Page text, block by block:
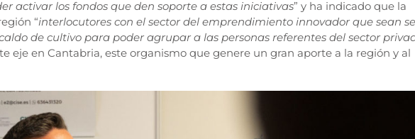
activar los fondos que den soporte a estas iniciativas” y ha indicado que la
“interlocutores con el sector del emprendimiento innovador que sean
de cultivo para poder agrupar a las personas referentes del sector
eje en Cantabria, este organismo que genere un gran aporte a la región y al